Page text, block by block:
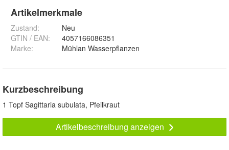
Artikelmerkmale
Zustand:
Neu
GTIN / EAN:
4057166086351
Marke:
Mühlan Wasserpflanzen
Kurzbeschreibung
1 Topf Sagittaria subulata, Pfeilkraut
Artikelbeschreibung anzeigen